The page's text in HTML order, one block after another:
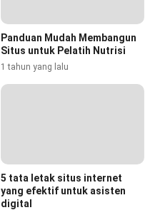
Panduan Mudah Membangun
Situs untuk Pelatih Nutrisi
1 tahun yang lalu
5 tata letak situs internet
yang efektif untuk asisten
digital